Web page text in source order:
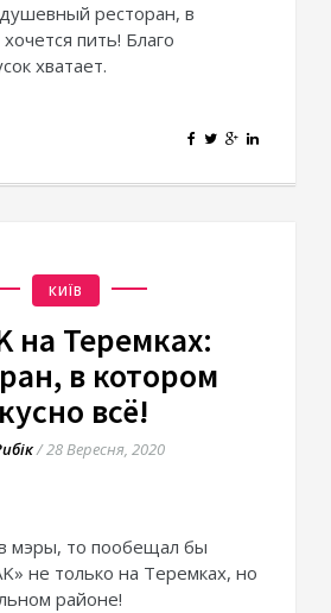
ресторан, в
пить! Благо
хватает.
КИЇВ
на Теремках:
в котором
всё!
/28 Вересня, 2020
мэры, то пообещал бы
не только на Теремках, но
районе!